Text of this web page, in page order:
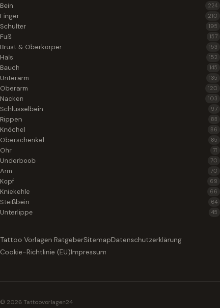
Bein 224
Finger 210
Schulter 195
Fuß 157
Brust & Oberkörper 153
Hals 152
Bauch 145
Unterarm 135
Oberarm 120
Nacken 103
Schlüsselbein 97
Rippen 88
Knöchel 86
Oberschenkel 85
Ohr 71
Underboob 70
Arm 70
Kopf 69
Kniekehle 66
Steißbein 64
Unterlippe 45
Tattoo Vorlagen RatgeberSitemapDatenschutzerklärung
Cookie-Richtlinie (EU)Impressum
© 2026 Tattoovorlagen24